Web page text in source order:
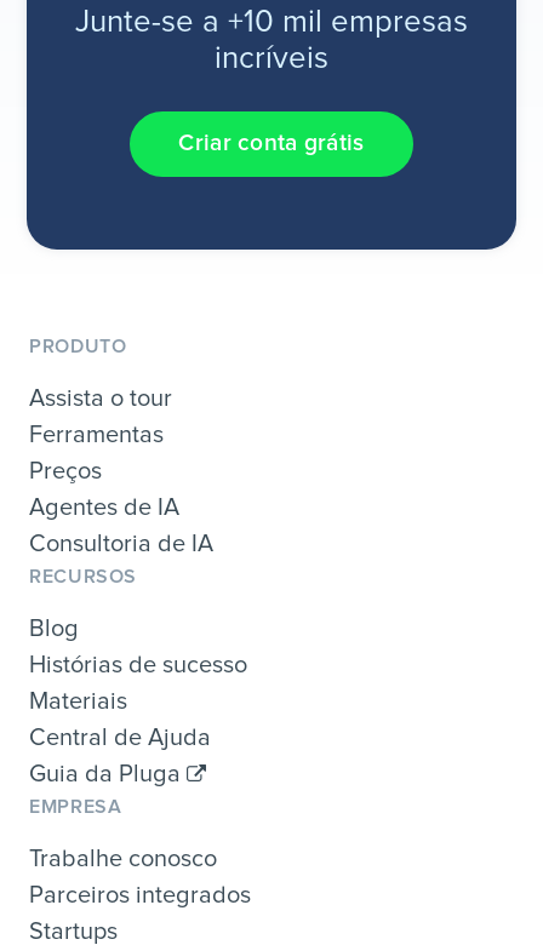
Junte-se a +10 mil empresas
incríveis
Criar conta grátis
PRODUTO
Assista o tour
Ferramentas
Preços
Agentes de IA
Consultoria de IA
RECURSOS
Blog
Histórias de sucesso
Materiais
Central de Ajuda
Guia da Pluga
EMPRESA
Trabalhe conosco
Parceiros integrados
Startups